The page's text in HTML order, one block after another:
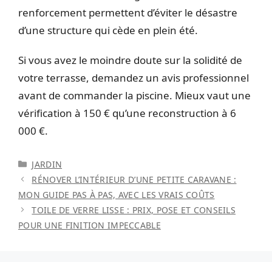
renforcement permettent d’éviter le désastre
d’une structure qui cède en plein été.
Si vous avez le moindre doute sur la solidité de
votre terrasse, demandez un avis professionnel
avant de commander la piscine. Mieux vaut une
vérification à 150 € qu’une reconstruction à 6
000 €.
CATÉGORIES
JARDIN
RÉNOVER L’INTÉRIEUR D’UNE PETITE CARAVANE :
MON GUIDE PAS À PAS, AVEC LES VRAIS COÛTS
TOILE DE VERRE LISSE : PRIX, POSE ET CONSEILS
POUR UNE FINITION IMPECCABLE